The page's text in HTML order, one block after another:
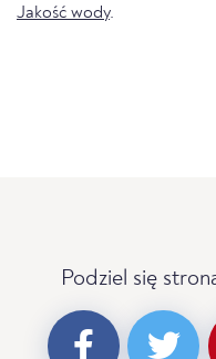
Jakość wody.
Podziel się